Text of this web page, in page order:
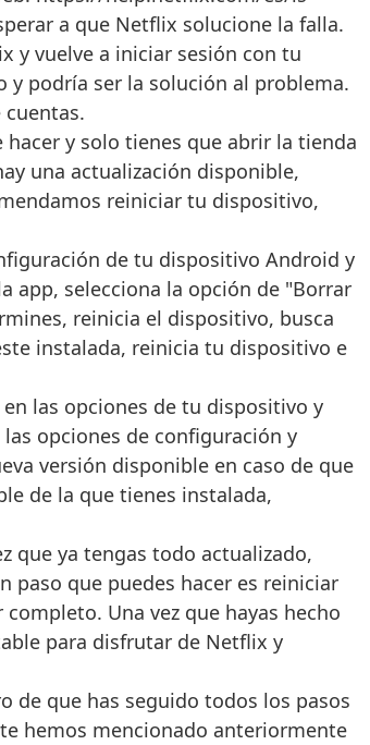
a que Netflix solucione la falla.
y vuelve a iniciar sesión con tu
y podría ser la solución al problema.
y solo tienes que abrir la tienda
una actualización disponible,
reiniciar tu dispositivo,
de tu dispositivo Android y
app, selecciona la opción de "Borrar
reinicia el dispositivo, busca
instalada, reinicia tu dispositivo e
las opciones de tu dispositivo y
opciones de configuración y
versión disponible en caso de que
de la que tienes instalada,
que ya tengas todo actualizado,
paso que puedes hacer es reiniciar
Una vez que hayas hecho
para disfrutar de Netflix y
de que has seguido todos los pasos
hemos mencionado anteriormente